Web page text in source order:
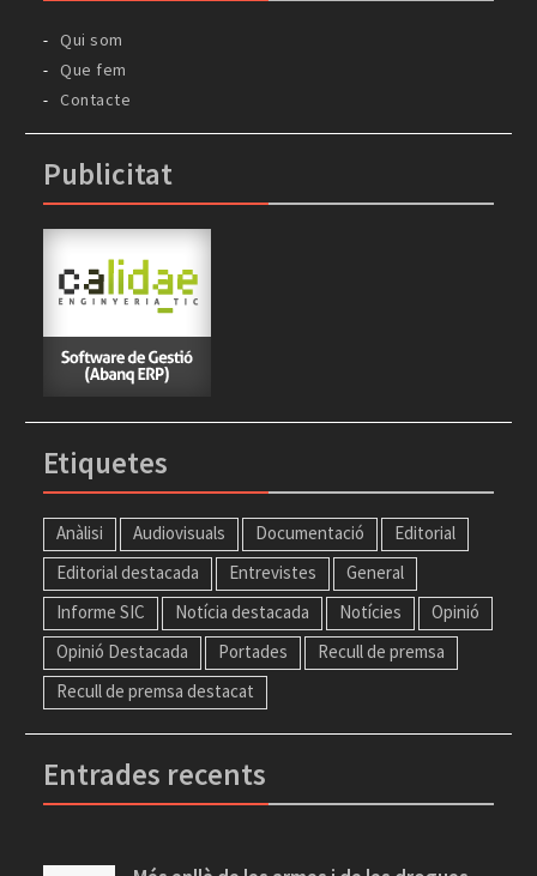
Qui som
Que fem
Contacte
Publicitat
Etiquetes
Anàlisi Audiovisuals Documentació
Editorial
Editorial destacada
Entrevistes
General
Informe SIC
Notícia destacada Notícies
Opinió
Opinió Destacada
Portades
Recull de premsa
Recull de premsa destacat
Entrades recents